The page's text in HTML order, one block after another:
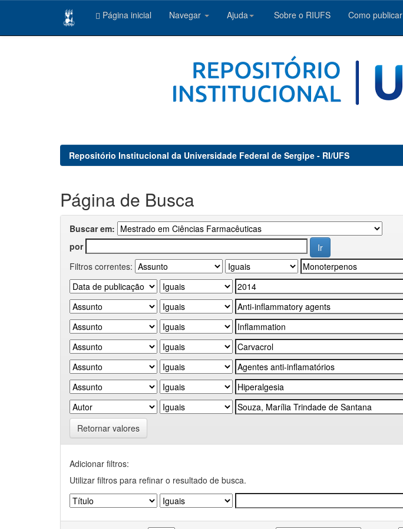
Página inicial Navegar Ajuda Sobre o RIUFS Como publicar
Repositório Institucional da Universidade Federal de Sergipe - RI/UFS
Página de Busca
Buscar em:
por
Filtros correntes:
Retornar valores
Adicionar filtros:
Utilizar filtros para refinar o resultado de busca.